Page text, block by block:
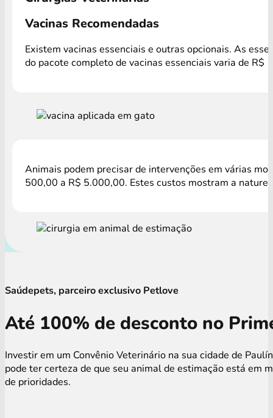
Vacinas Recomendadas
Existem vacinas essenciais e outras opcionais. As
do pacote completo de vacinas essenciais varia de
Animais podem precisar de intervenções em várias
500,00 a R$ 5.000,00. Estes custos mostram a
Saúdepets, parceiro exclusivo Petlove
Até 100% de desconto no
Investir em um Convênio Veterinário na sua cidade de
pode ter certeza de que seu animal de estimação está em
de prioridades.